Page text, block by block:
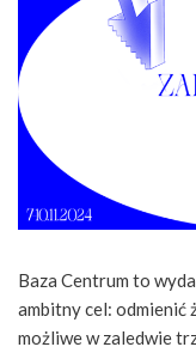
Baza Centrum to
ambitny cel: odmienić
możliwe w zaledwie